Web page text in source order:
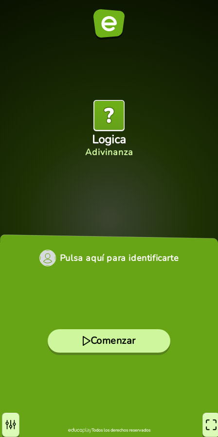
Logica
Adivinanza
Pulsa aquí para identificarte
Comenzar
Todos los derechos reservados